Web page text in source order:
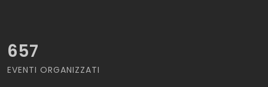
657
EVENTI ORGANIZZATI